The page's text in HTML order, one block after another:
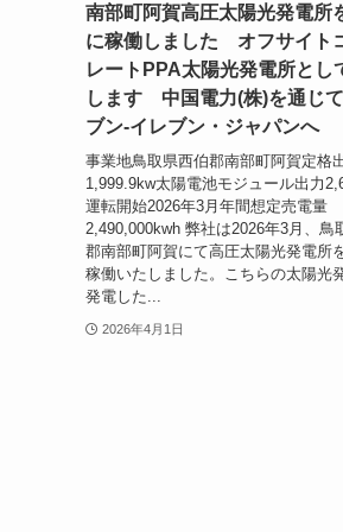
南部町阿賀高圧太陽光発電所
に稼働しました オフサイト
レートPPA太陽光発電所とし
します 中国電力(株)を通じ
ブン-イレブン・ジャパンへ
事業地鳥取県西伯郡南部町阿賀定格
1,999.9kw太陽電池モジュール出力
運転開始2026年3月年間想定売電量
2,490,000kwh 弊社は2026年3月、鳥
郡南部町阿賀にて高圧太陽光発電所
稼働いたしました。こちらの太陽光
発電した...
2026年4月1日